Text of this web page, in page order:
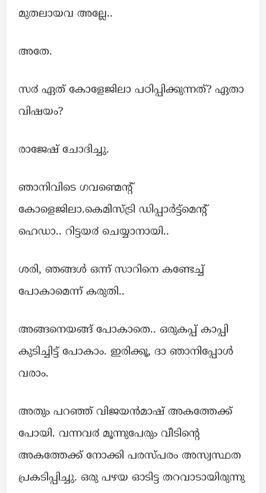
മുതലായവ അല്ലേ..
അതേ.
സ൪ ഏത് കോളേജിലാ പഠിപ്പിക്കുന്നത്? ഏതാ
വിഷയം?
രാജേഷ് ചോദിച്ചു.
ഞാനിവിടെ ഗവണ്മെന്റ്
കോളെജിലാ.കെമിസ്ട്രി ഡിപ്പാർട്ട്മെന്റ്
ഹെഡാ.. റിട്ടയ൪ ചെയ്യാനായി..
ശരി, ഞങ്ങൾ ഒന്ന് സാറിനെ കണ്ടേച്ച്
പോകാമെന്ന് കരുതി..
അങ്ങനെയങ്ങ് പോകാതെ.. ഒരുകപ്പ് കാപ്പി
കുടിച്ചിട്ട് പോകാം. ഇരിക്കൂ, ദാ ഞാനിപ്പോൾ
വരാം.
അതും പറഞ്ഞ് വിജയൻമാഷ് അകത്തേക്ക്
പോയി. വന്നവ൪ മൂന്നുപേരും വീടിന്റെ
അകത്തേക്ക് നോക്കി പരസ്പരം അസ്വസ്ഥത
പ്രകടിപ്പിച്ചു. ഒരു പഴയ ഓടിട്ട തറവാടായിരുന്നു